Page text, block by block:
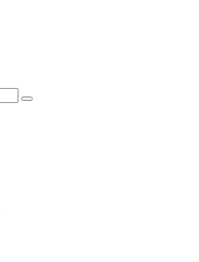
Search